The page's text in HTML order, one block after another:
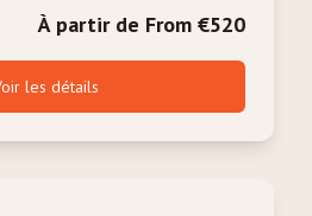
À partir de From €520
les détails